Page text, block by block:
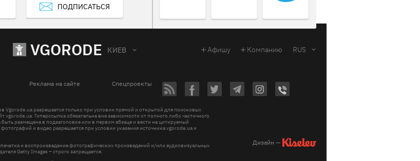
ПОДПИСАТЬСЯ
VGORODE КИЕВ Афишу Компанию RUS
Реклама на сайте
Спецпроекты
Vgorode.ua разрешается только при условии прямой и открытой для поисковых
vgorode.ua. Гиперссылка обязательна вне зависимости от полного либо частичного
размещена в подзаголовке или в первом абзаце и вести на цитируемый
и видео разрешается при условии указания источника vgorode.ua и
и воспроизведение фотографических произведений и/или аудиовизуальных
Getty Images – строго запрещается.
Дизайн —